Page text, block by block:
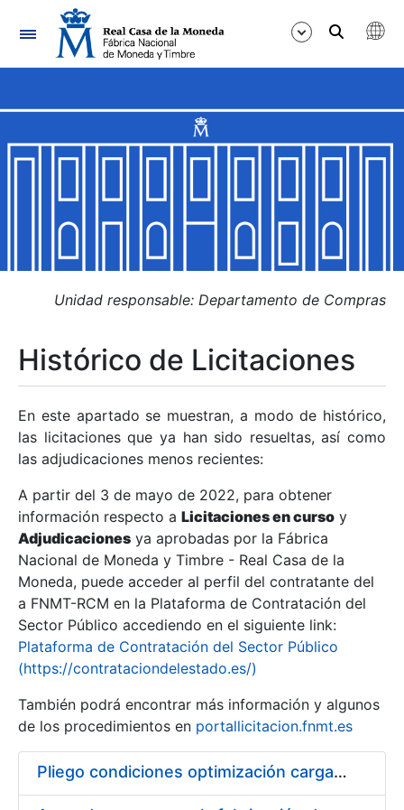
Navegación
Mostrar/Ocultar
Mostrar/Ocultar
Mostrar/Ocultar
Mostrar/Ocultar
Mostrar/Ocultar
Mostrar/Ocultar
Unidad responsable: Departamento de Compras
Histórico de Licitaciones
En este apartado se muestran, a modo de histórico,
las licitaciones que ya han sido resueltas, así como
las adjudicaciones menos recientes:
A partir del 3 de mayo de 2022, para obtener
información respecto a Licitaciones en curso y
Adjudicaciones ya aprobadas por la Fábrica
Nacional de Moneda y Timbre - Real Casa de la
Moneda, puede acceder al perfil del contratante del
a FNMT-RCM en la Plataforma de Contratación del
Sector Público accediendo en el siguiente link:
Plataforma de Contratación del Sector Público
(https://contrataciondelestado.es/)
También podrá encontrar más información y algunos
de los procedimientos en portallicitacion.fnmt.es
Pliego condiciones optimización cargas compras firmado